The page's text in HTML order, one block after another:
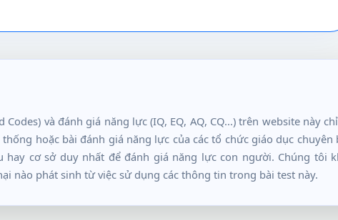
và đánh giá năng lực (IQ, EQ, AQ, CQ...) trên website này
hoặc bài đánh giá năng lực của các tổ chức giáo dục chuyên
cơ sở duy nhất để đánh giá năng lực con người. Chúng tôi
nào phát sinh từ việc sử dụng các thông tin trong bài test này.